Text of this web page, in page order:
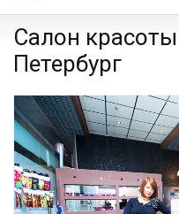
Салон
Петербург